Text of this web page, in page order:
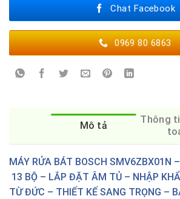
Chat Facebook
0969 80 6863
Mô tả
Thông
MÁY RỬA BÁT BOSCH SMV6ZBX01N
13 BỘ – LẮP ĐẶT ÂM TỦ – NHẬP
TỪ ĐỨC – THIẾT KẾ SANG TRỌNG –